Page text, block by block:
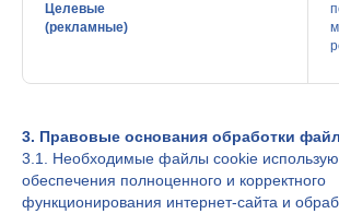
Целевые
(рекламные)
3. Правовые основания обработки
3.1. Необходимые файлы cookie
обеспечения полноценного и корректного
функционирования интернет-сайта и